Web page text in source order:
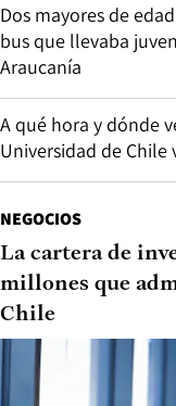
Dos mayores de
bus que llevaba
Araucanía
A qué hora y dónde
Universidad de Chile
NEGOCIOS
La cartera de
millones que
Chile